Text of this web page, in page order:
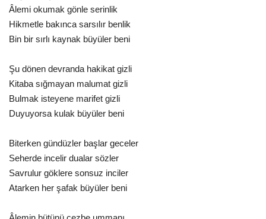
Âlemi okumak gönle serinlik
Hikmetle bakınca sarsılır benlik
Bin bir sırlı kaynak büyüler beni
Şu dönen devranda hakikat gizli
Kitaba sığmayan malumat gizli
Bulmak isteyene marifet gizli
Duyuyorsa kulak büyüler beni
Biterken gündüzler başlar geceler
Seherde incelir dualar sözler
Savrulur göklere sonsuz inciler
Atarken her şafak büyüler beni